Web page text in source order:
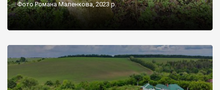
Фото Романа Маленкова, 2023 р.